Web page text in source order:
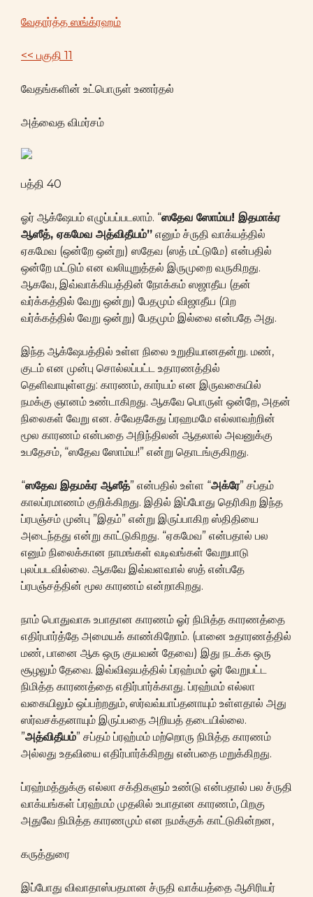
வேதார்த்த ஸங்க்ரஹம்
<< பகுதி 11
வேதங்களின் உட்பொருள் உணர்தல்
அத்வைத விமர்சம்
பத்தி 40
ஓர் ஆக்ஷேபம் எழுப்பப்படலாம். “ஸதேவ ஸோம்ய! இதமாக்ர
ஆஸீத், ஏகமேவ அத்விதீயம்” எனும் ச்ருதி வாக்யத்தில்
ஏகமேவ (ஒன்றே ஒன்று) ஸதேவ (ஸத் மட்டுமே) என்பதில்
ஒன்றே மட்டும் என வலியுறுத்தல் இருமுறை வருகிறது.
ஆகவே, இவ்வாக்கியத்தின் நோக்கம் ஸஜாதீய (தன்
வர்க்கத்தில் வேறு ஒன்று) பேதமும் விஜாதீய (பிற
வர்க்கத்தில் வேறு ஒன்று) பேதமும் இல்லை என்பதே அது.
இந்த ஆக்ஷேபத்தில் உள்ள நிலை உறுதியானதன்று. மண்,
குடம் என முன்பு சொல்லப்பட்ட உதாரணத்தில்
தெளிவாயுள்ளது: காரணம், கார்யம் என இருவகையில்
நமக்கு ஞானம் உண்டாகிறது. ஆகவே பொருள் ஒன்றே, அதன்
நிலைகள் வேறு என. ச்வேதகேது ப்ரஹமமே எல்லாவற்றின்
மூல காரணம் என்பதை அறிந்திலன் ஆதலால் அவனுக்கு
உபதேசம், “ஸதேவ ஸோம்ய!” என்று தொடங்குகிறது.
“ஸதேவ இதமக்ர ஆஸீத்” என்பதில் உள்ள “அக்ரே” சப்தம்
காலப்ரமாணம் குறிக்கிறது. இதில் இப்போது தெரிகிற இந்த
ப்ரபஞ்சம் முன்பு ”இதம்” என்று இருப்பாகிற ஸ்திதியை
அடைந்தது என்று காட்டுகிறது. “ஏகமேவ” என்பதால் பல
எனும் நிலைக்கான நாமங்கள் வடிவங்கள் வேறுபாடு
புலப்படவில்லை. ஆகவே இவ்வளவால் ஸத் என்பதே
ப்ரபஞ்சத்தின் மூல காரணம் என்றாகிறது.
நாம் பொதுவாக உபாதான காரணம் ஓர் நிமித்த காரணத்தை
எதிர்பார்த்தே அமையக் காண்கிறோம். (பானை உதாரணத்தில்
மண், பானை ஆக ஒரு குயவன் தேவை) இது நடக்க ஒரு
சூழலும் தேவை. இவ்விஷயத்தில் ப்ரஹ்மம் ஓர் வேறுபட்ட
நிமித்த காரணத்தை எதிர்பார்க்காது. ப்ரஹ்மம் எல்லா
வகையிலும் ஒப்பற்றதும், ஸர்வவ்யாப்தனாயும் உள்ளதால் அது
ஸர்வசக்தனாயும் இருப்பதை அறியத் தடையில்லை.
”அத்விதீயம்” சப்தம் ப்ரஹ்மம் மற்றொரு நிமித்த காரணம்
அல்லது உதவியை எதிர்பார்க்கிறது என்பதை மறுக்கிறது.
ப்ரஹ்மத்துக்கு எல்லா சக்திகளும் உண்டு என்பதால் பல ச்ருதி
வாக்யங்கள் ப்ரஹ்மம் முதலில் உபாதான காரணம், பிறகு
அதுவே நிமித்த காரணமும் என நமக்குக் காட்டுகின்றன,
கருத்துரை
இப்போது விவாதாஸ்பதமான ச்ருதி வாக்யத்தை ஆசிரியர்